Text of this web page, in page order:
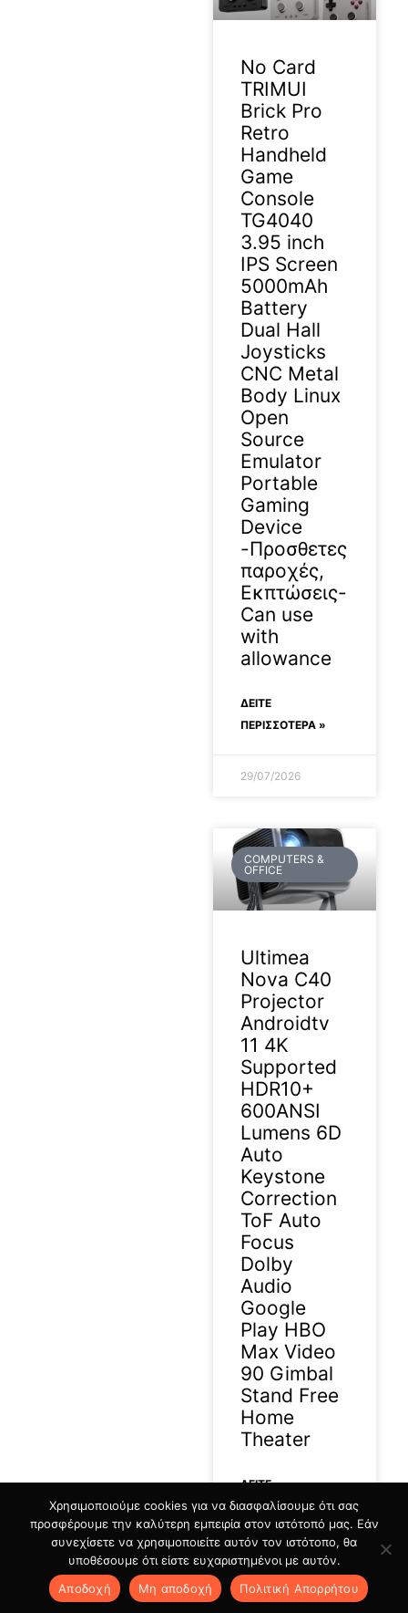
No Card
TRIMUI
Brick Pro
Retro
Handheld
Game
Console
TG4040
3.95 inch
IPS Screen
5000mAh
Battery
Dual Hall
Joysticks
CNC Metal
Body Linux
Open
Source
Emulator
Portable
Gaming
Device
-Προσθετες
παροχές,
Εκπτώσεις-
Can use
with
allowance
ΔΕΊΤΕ
ΠΕΡΙΣΣΟΤΕΡΑ »
29/07/2026
COMPUTERS &
OFFICE
Ultimea
Nova C40
Projector
Androidtv
11 4K
Supported
HDR10+
600ANSI
Lumens 6D
Auto
Keystone
Correction
ToF Auto
Focus
Dolby
Audio
Google
Play HBO
Max Video
90 Gimbal
Stand Free
Home
Theater
ΔΕΊΤΕ
ΠΕΡΙΣΣΟΤΕΡΑ »
16/07/2026
Χρησιμοποιούμε cookies για να διασφαλίσουμε ότι σας
προσφέρουμε την καλύτερη εμπειρία στον ιστότοπό μας. Εάν
συνεχίσετε να χρησιμοποιείτε αυτόν τον ιστότοπο, θα
υποθέσουμε ότι είστε ευχαριστημένοι με αυτόν.
Αποδοχή
Μη αποδοχή Πολιτική Aπορρήτου